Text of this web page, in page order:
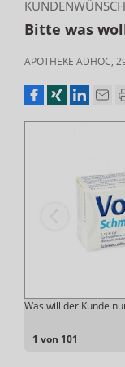
Bitte was
APOTHEKE ADHOC,
1 von 101
Was will der Kunde